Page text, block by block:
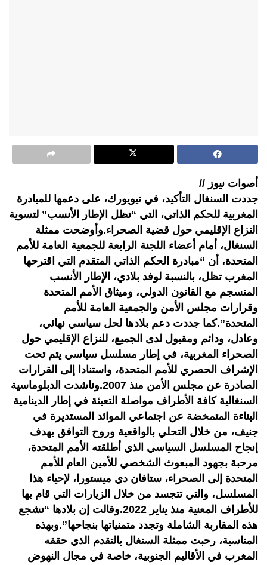
أصوات نيوز //
جددت السنغال التأكيد، في نيويورك، على دعمها للمبادرة
المغربية للحكم الذاتي، التي “تظل الإطار الأنسب” لتسوية
النزاع الإقليمي حول قضية الصحراء.وأوضحت ممثلة
السنغال، أمام أعضاء اللجنة الرابعة للجمعية العامة للأمم
المتحدة، أن “مبادرة الحكم الذاتي المتقدم التي اقترحها
المغرب تظل، بالنسبة لوفد بلادي، الإطار الأنسب
المنسجم مع القانون الدولي، وميثاق الأمم المتحدة
وقرارات مجلس الأمن والجمعية العامة للأمم
المتحدة”.كما جددت دعم بلادها لحل سياسي نهائي،
وعادل، ودائم ومقبول لدى الجميع، للنزاع الإقليمي حول
الصحراء المغربية، في إطار مسلسل سياسي يتم تحت
الإشراف الحصري للأمم المتحدة، واستنادا إلى القرارات
الصادرة عن مجلس الأمن منذ 2007.وناشدت الدبلوماسية
السنغالية كافة الأطراف مواصلة التعبئة في إطار الدينامية
البناءة المتمخضة عن اجتماعي الموائد المستديرة في
جنيف، من خلال التحلي بالواقعية وروح التوافق بهدف
إنجاح المسلسل السياسي الذي أطلقته الأمم المتحدة،
مرحبة بجهود المبعوث الشخصي للأمين العام للأمم
المتحدة إلى الصحراء، ستافان دي ميستورا، لإحياء هذا
المسلسل، والتي تتجسد من خلال الزيارات التي قام بها
للأطراف المعنية منذ يناير 2022.وقالت إن بلادها “تشجع
هذه المقاربة الشاملة وتجدد متمنياتها بنجاحها”.وبهذه
المناسبة، رحبت ممثلة السنغال بالتقدم الذي حققه
المغرب في الأقاليم الجنوبية، خاصة في مجال النهوض